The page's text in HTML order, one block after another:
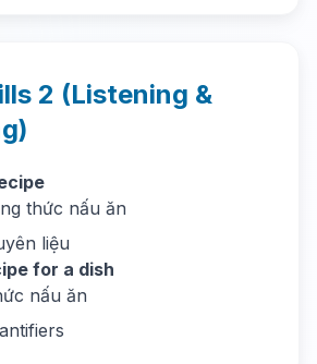
2 (Listening &
thức nấu ăn
liệu
for a dish
nấu ăn